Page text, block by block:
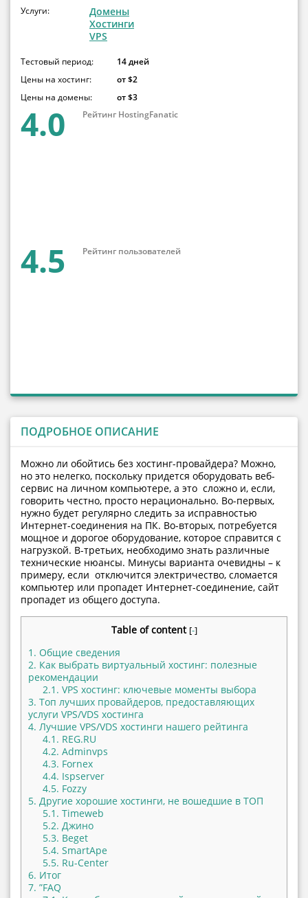
Услуги:
Домены
Хостинги
VPS
Тестовый период:
14 дней
Цены на хостинг:
от $2
Цены на домены:
от $3
4.0 Рейтинг HostingFanatic
4.5 Рейтинг пользователей
ПОДРОБНОЕ ОПИСАНИЕ
Можно ли обойтись без хостинг-провайдера? Можно,
но это нелегко, поскольку придется оборудовать веб-
сервис на личном компьютере, а это сложно и, если,
говорить честно, просто нерационально. Во-первых,
нужно будет регулярно следить за исправностью
Интернет-соединения на ПК. Во-вторых, потребуется
мощное и дорогое оборудование, которое справится с
нагрузкой. В-третьих, необходимо знать различные
технические нюансы. Минусы варианта очевидны – к
примеру, если отключится электричество, сломается
компьютер или пропадет Интернет-соединение, сайт
пропадет из общего доступа.
Table of content [-]
1. Общие сведения
2. Как выбрать виртуальный хостинг: полезные
рекомендации
2.1. VPS хостинг: ключевые моменты выбора
3. Топ лучших провайдеров, предоставляющих
услуги VPS/VDS хостинга
4. Лучшие VPS/VDS хостинги нашего рейтинга
4.1. REG.RU
4.2. Adminvps
4.3. Fornex
4.4. Ispserver
4.5. Fozzy
5. Другие хорошие хостинги, не вошедшие в ТОП
5.1. Timeweb
5.2. Джино
5.3. Beget
5.4. SmartApe
5.5. Ru-Center
6. Итог
7. ”FAQ